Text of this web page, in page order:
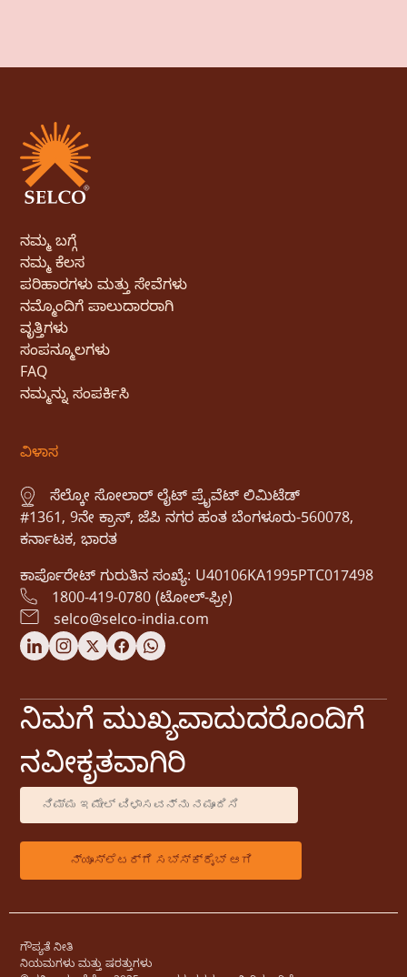
ನಮ್ಮ ಬಗ್ಗೆ
ನಮ್ಮ ಕೆಲಸ
ಪರಿಹಾರಗಳು ಮತ್ತು ಸೇವೆಗಳು
ನಮ್ಮೊಂದಿಗೆ ಪಾಲುದಾರರಾಗಿ
ವೃತ್ತಿಗಳು
ಸಂಪನ್ಮೂಲಗಳು
FAQ
ನಮ್ಮನ್ನು ಸಂಪರ್ಕಿಸಿ
ವಿಳಾಸ
ಸೆಲ್ಕೋ ಸೋಲಾರ್ ಲೈಟ್ ಪ್ರೈವೆಟ್ ಲಿಮಿಟೆಡ್
#1361, 9ನೇ ಕ್ರಾಸ್, ಜೆಪಿ ನಗರ ಹಂತ ಬೆಂಗಳೂರು-560078,
ಕರ್ನಾಟಕ, ಭಾರತ
ಕಾರ್ಪೊರೇಟ್ ಗುರುತಿನ ಸಂಖ್ಯೆ: U40106KA1995PTC017498
1800-419-0780 (ಟೋಲ್-ಫ್ರೀ)
selco@selco-india.com
ನಿಮಗೆ ಮುಖ್ಯವಾದುದರೊಂದಿಗೆ
ನವೀಕೃತವಾಗಿರಿ
ಗೌಪ್ಯತೆ ನೀತಿ
ನಿಯಮಗಳು ಮತ್ತು ಷರತ್ತುಗಳು